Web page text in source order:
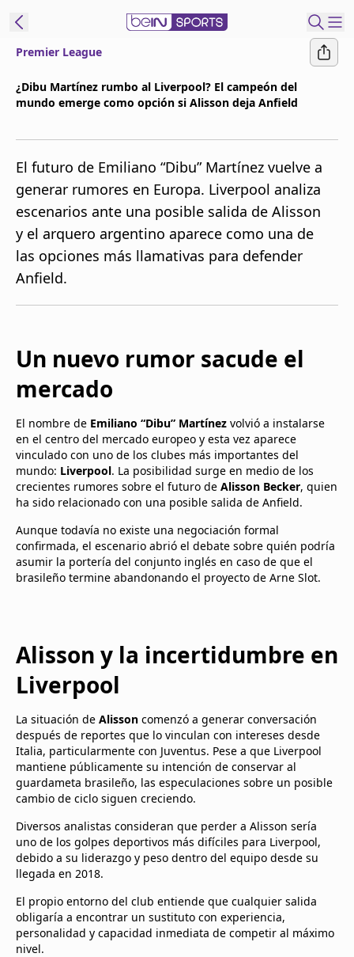
beIN XTRA
Administrar
notificaciones
Programación
Contáctanos
Premier League
¿Dibu Martínez rumbo al Liverpool? El campeón del
mundo emerge como opción si Alisson deja Anfield
El futuro de Emiliano “Dibu” Martínez vuelve a
generar rumores en Europa. Liverpool analiza
escenarios ante una posible salida de Alisson
y el arquero argentino aparece como una de
las opciones más llamativas para defender
Anfield.
Un nuevo rumor sacude el
mercado
El nombre de Emiliano “Dibu” Martínez volvió a instalarse
en el centro del mercado europeo y esta vez aparece
vinculado con uno de los clubes más importantes del
mundo: Liverpool. La posibilidad surge en medio de los
crecientes rumores sobre el futuro de Alisson Becker, quien
ha sido relacionado con una posible salida de Anfield.
Aunque todavía no existe una negociación formal
confirmada, el escenario abrió el debate sobre quién podría
asumir la portería del conjunto inglés en caso de que el
brasileño termine abandonando el proyecto de Arne Slot.
Alisson y la incertidumbre en
Liverpool
La situación de Alisson comenzó a generar conversación
después de reportes que lo vinculan con intereses desde
Italia, particularmente con Juventus. Pese a que Liverpool
mantiene públicamente su intención de conservar al
guardameta brasileño, las especulaciones sobre un posible
cambio de ciclo siguen creciendo.
Diversos analistas consideran que perder a Alisson sería
uno de los golpes deportivos más difíciles para Liverpool,
debido a su liderazgo y peso dentro del equipo desde su
llegada en 2018.
El propio entorno del club entiende que cualquier salida
obligaría a encontrar un sustituto con experiencia,
personalidad y capacidad inmediata de competir al máximo
nivel.